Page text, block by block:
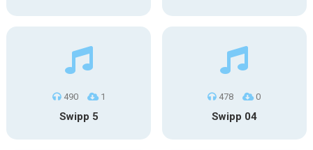
490 1
Swipp 5
478 0
Swipp 04